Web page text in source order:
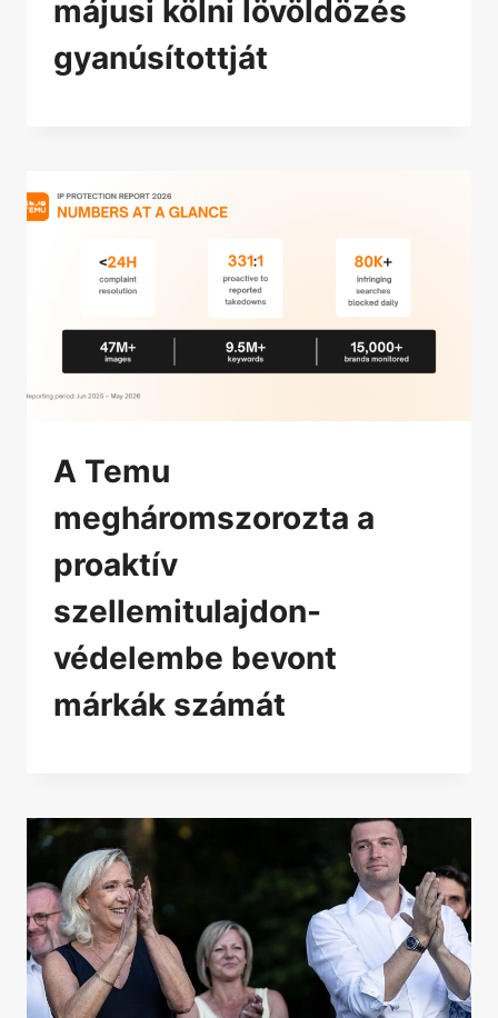
májusi kölni lövöldözés
gyanúsítottját
A Temu
megháromszorozta a
proaktív
szellemitulajdon-
védelembe bevont
márkák számát